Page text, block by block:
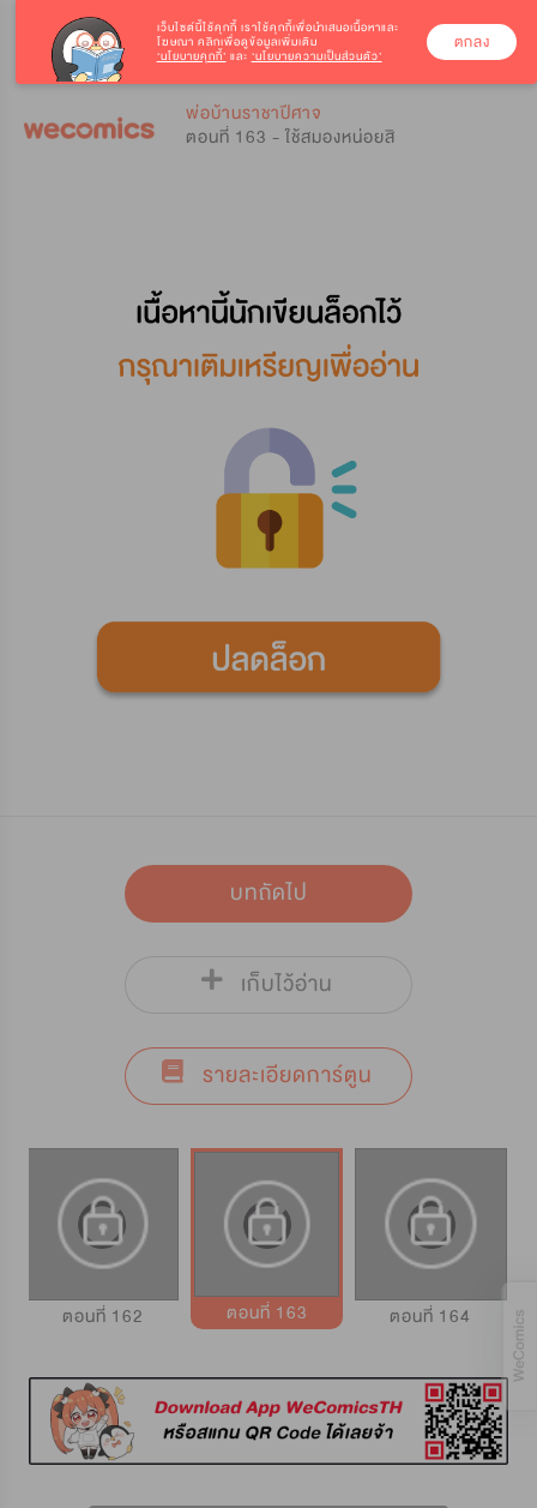
พ่อบ้านราชาปีศาจ
ตอนที่ 163 - ใช้สมองหน่อยสิ
บทถัดไป
เก็บไว้อ่าน
รายละเอียดการ์ตูน
ตอนที่ 162 ตอนที่ 163 ตอนที่ 164
เว็บไซต์นี้ใช้คุกกี้ เราใช้คุกกี้เพื่อนำเสนอเนื้อหาและ
โฆษณา คลิกเพื่อดูข้อมูลเพิ่มเติม
‘นโยบายคุกกี้’ และ ‘นโยบายความเป็นส่วนตัว’
ตกลง